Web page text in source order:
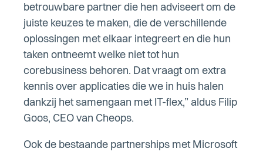
betrouwbare partner die hen adviseert om de
juiste keuzes te maken, die de verschillende
oplossingen met elkaar integreert en die hun
taken ontneemt welke niet tot hun
corebusiness behoren. Dat vraagt om extra
kennis over applicaties die we in huis halen
dankzij het samengaan met IT-flex,” aldus Filip
Goos, CEO van Cheops.
Ook de bestaande partnerships met Microsoft